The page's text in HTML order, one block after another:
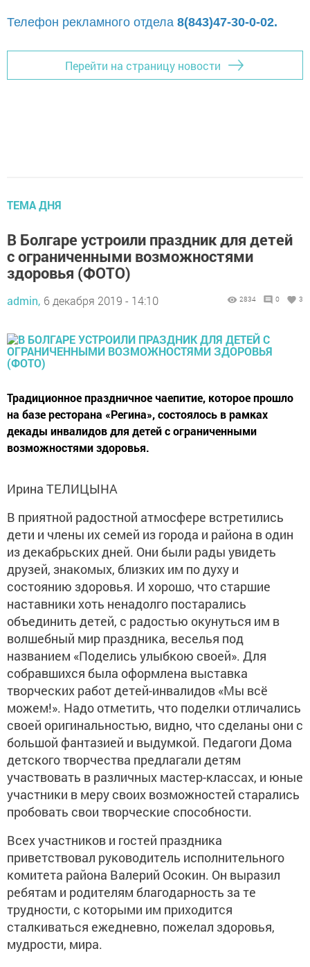
Телефон рекламного отдела 8(843)47-30-0-02.
Перейти на страницу новости
ТЕМА ДНЯ
В Болгаре устроили праздник для детей
с ограниченными возможностями
здоровья (ФОТО)
admin, 6 декабря 2019 - 14:10 2834 0 3
Традиционное праздничное чаепитие, которое прошло
на базе ресторана «Регина», состоялось в рамках
декады инвалидов для детей с ограниченными
возможностями здоровья.
Ирина ТЕЛИЦЫНА
В приятной радостной атмосфере встретились
дети и члены их семей из города и района в один
из декабрьских дней. Они были рады увидеть
друзей, знакомых, близких им по духу и
состоянию здоровья. И хорошо, что старшие
наставники хоть ненадолго постарались
объединить детей, с радостью окунуться им в
волшебный мир праздника, веселья под
названием «Поделись улыбкою своей». Для
собравшихся была оформлена выставка
творческих работ детей-инвалидов «Мы всё
можем!». Надо отметить, что поделки отличались
своей оригинальностью, видно, что сделаны они с
большой фантазией и выдумкой. Педагоги Дома
детского творчества предлагали детям
участвовать в различных мастер-классах, и юные
участники в меру своих возможностей старались
пробовать свои творческие способности.
Всех участников и гостей праздника
приветствовал руководитель исполнительного
комитета района Валерий Осокин. Он выразил
ребятам и родителям благодарность за те
трудности, с которыми им приходится
сталкиваться ежедневно, пожелал здоровья,
мудрости, мира.